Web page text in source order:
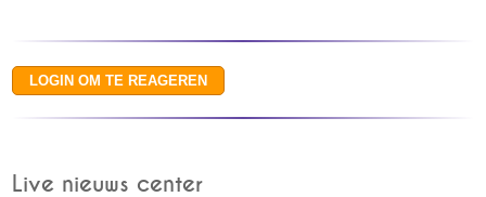
Live nieuws center